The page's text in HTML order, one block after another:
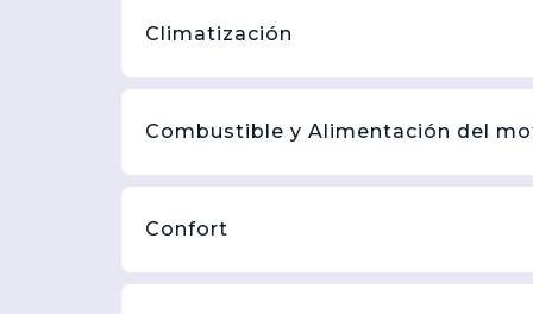
Climatización
Combustible y Alimentación del
Confort